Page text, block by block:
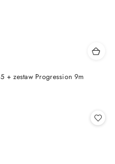
+ zestaw Progression 9m